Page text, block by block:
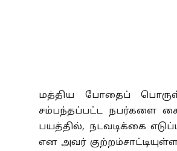
மத்திய போதைப் பொருள்
சம்பந்தப்பட்ட நபர்களை
பயத்தில், நடவடிக்கை
என அவர்